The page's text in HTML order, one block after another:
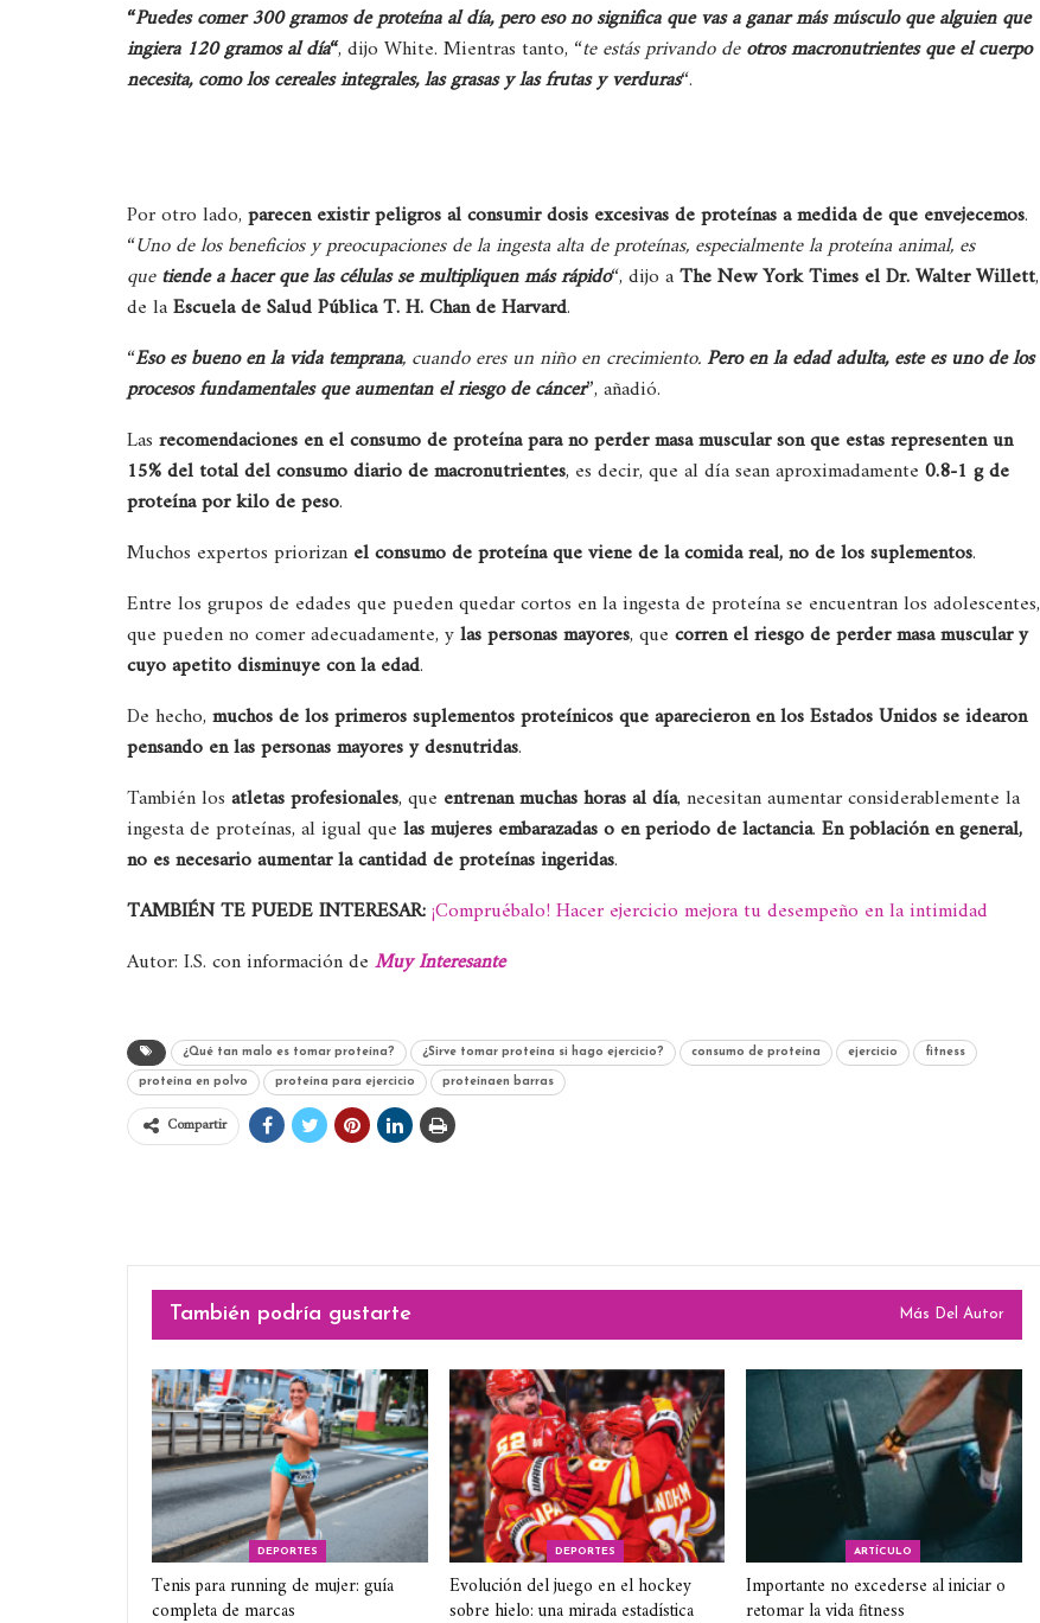
“Puedes comer 300 gramos de proteína al día, pero eso no significa que vas a ganar más músculo que alguien que
ingiera 120 gramos al día“, dijo White. Mientras tanto, “te estás privando deotros macronutrientes que el cuerpo
necesita, como los cereales integrales, las grasas y las frutas y verduras“.
Por otro lado, parecen existir peligros al consumir dosis excesivas de proteínas a medida de que envejecemos.
“Uno de los beneficios y preocupaciones de la ingesta alta de proteínas, especialmente la proteína animal, es
quetiende a hacer que las células se multipliquen más rápido“, dijo aThe New York Times el Dr. Walter Willett,
de laEscuela de Salud Pública T. H. Chan de Harvard.
“Eso es bueno en la vida temprana, cuando eres un niño en crecimiento.Pero en la edad adulta, este es uno de los
procesos fundamentales que aumentan el riesgo de cáncer”, añadió.
Las recomendaciones en el consumo de proteína para no perder masa muscular son que estas representen un
15% del total del consumo diario de macronutrientes, es decir, que al día sean aproximadamente 0.8-1 g de
proteína por kilo de peso.
Muchos expertos priorizan el consumo de proteína que viene de la comida real, no de los suplementos.
Entre los grupos de edades que pueden quedar cortos en la ingesta de proteína se encuentran los adolescentes,
que pueden no comer adecuadamente, ylas personas mayores, que corren el riesgo de perder masa muscular y
cuyo apetito disminuye con la edad.
De hecho, muchos de los primeros suplementos proteínicos que aparecieron en los Estados Unidos se idearon
pensando en las personas mayores y desnutridas.
También los atletas profesionales, que entrenan muchas horas al día, necesitan aumentar considerablemente la
ingesta de proteínas, al igual que las mujeres embarazadas o en periodo de lactancia. En población en general,
no es necesario aumentar la cantidad de proteínas ingeridas.
TAMBIÉN TE PUEDE INTERESAR:¡Compruébalo! Hacer ejercicio mejora tu desempeño en la intimidad
Autor: I.S. con información de Muy Interesante
¿Qué tan malo es tomar proteína? ¿Sirve tomar proteína si hago ejercicio? consumo de proteína ejercicio fitness
proteína en polvo proteína para ejercicio proteínaen barras
Compartir
También podría gustarte Más Del Autor
DEPORTES
Tenis para running de mujer: guía
completa de marcas
DEPORTES
Evolución del juego en el hockey
sobre hielo: una mirada estadística
ARTÍCULO
Importante no excederse al iniciar o
retomar la vida fitness